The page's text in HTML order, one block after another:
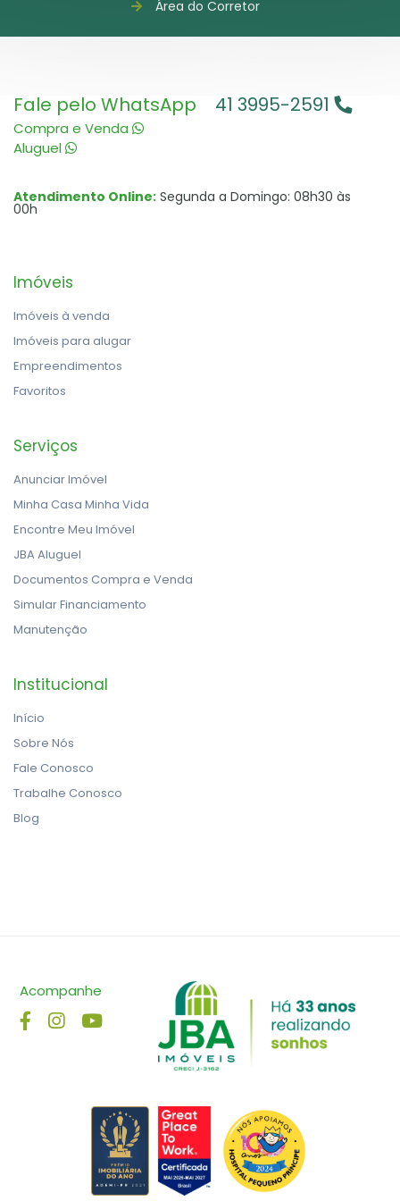
Área do Corretor
Fale pelo WhatsApp
Compra e Venda
Aluguel
41 3995-2591
Atendimento Online: Segunda a Domingo: 08h30 às
00h
Imóveis
Imóveis à venda
Imóveis para alugar
Empreendimentos
Favoritos
Serviços
Anunciar Imóvel
Minha Casa Minha Vida
Encontre Meu Imóvel
JBA Aluguel
Documentos Compra e Venda
Simular Financiamento
Manutenção
Institucional
Início
Sobre Nós
Fale Conosco
Trabalhe Conosco
Blog
Acompanhe